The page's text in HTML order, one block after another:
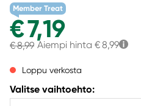
Member Treat
€ 7,19
€ 8,99 Aiempi hinta € 8,99
Loppu verkosta
Valitse vaihtoehto: